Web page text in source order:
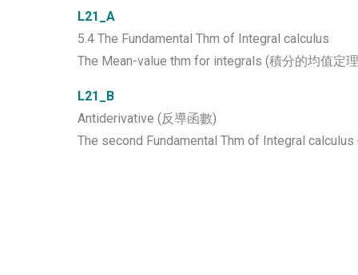
L21_A
5.4 The Fundamental Thm of Integral calculus
The Mean-value thm for integrals (積分的均值定
L21_B
Antiderivative (反導函數)
The second Fundamental Thm of Integral